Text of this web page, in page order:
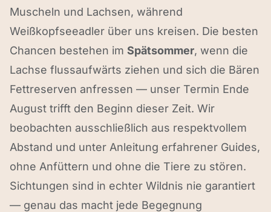
Muscheln und Lachsen, während
Weißkopfseeadler über uns kreisen. Die besten
Chancen bestehen im Spätsommer, wenn die
Lachse flussaufwärts ziehen und sich die Bären
Fettreserven anfressen — unser Termin Ende
August trifft den Beginn dieser Zeit. Wir
beobachten ausschließlich aus respektvollem
Abstand und unter Anleitung erfahrener Guides,
ohne Anfüttern und ohne die Tiere zu stören.
Sichtungen sind in echter Wildnis nie garantiert
— genau das macht jede Begegnung